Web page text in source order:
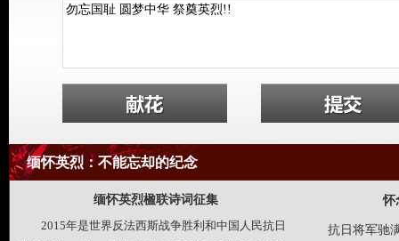
缅怀英烈：不能忘却的纪念
缅怀英烈楹联诗词征集
2015年是世界反法西斯战争胜利和中国人民抗日
怀
抗日将军驰满